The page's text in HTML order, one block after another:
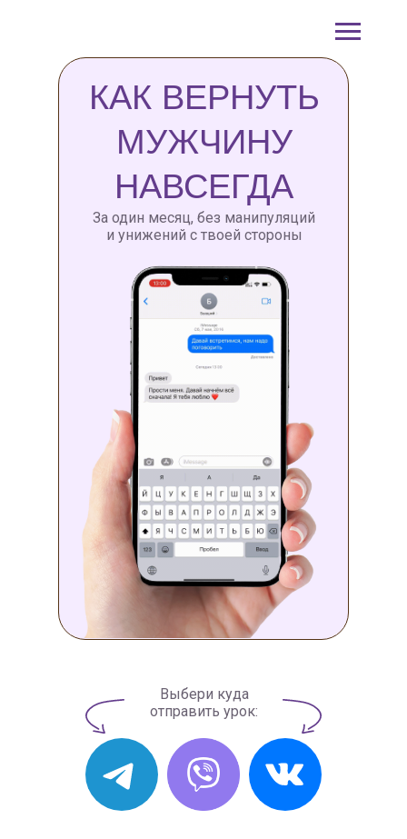
КАК ВЕРНУТЬ
МУЖЧИНУ
НАВСЕГДА
За один месяц, без манипуляций
и унижений с твоей стороны
Выбери куда
отправить урок: